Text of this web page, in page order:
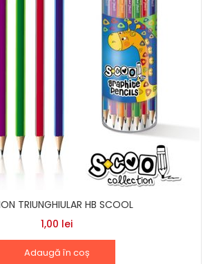
TRIUNGHIULAR HB SCOOL
1,00 lei
Adaugă în coș